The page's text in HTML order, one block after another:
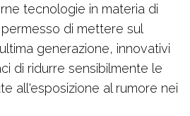
tecnologie in materia di
di mettere sul
generazione, innovativi
di ridurre sensibilmente le
all'esposizione al rumore nei